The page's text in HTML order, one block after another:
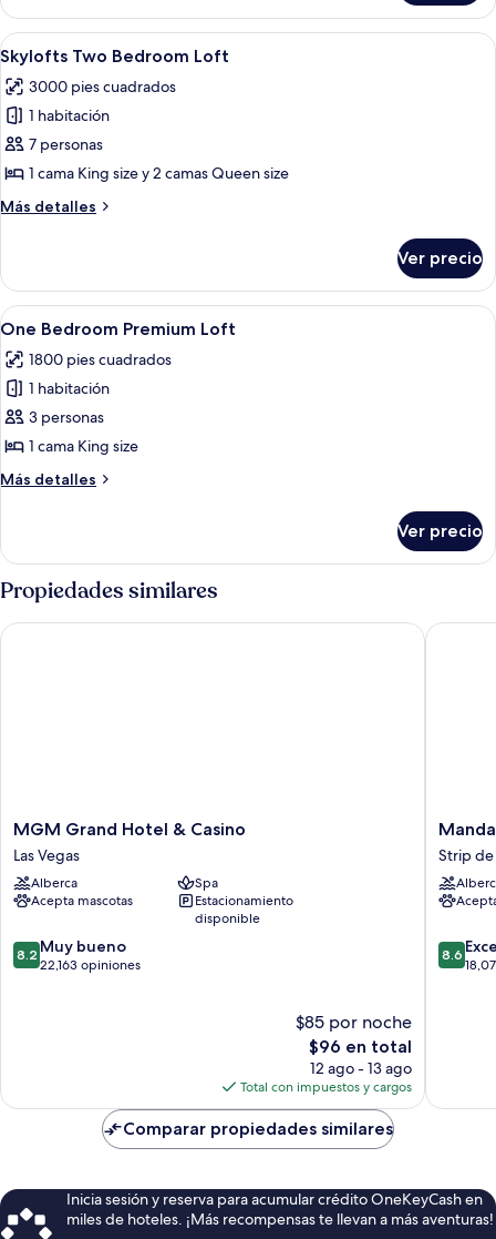
One
Bedroom
Loft
Abrir
todas
las
fotos
de
Skylofts
Two
Bedroom
Un moderno vestíbulo de hotel con
17
Skylofts Two Bedroom Loft
3000 pies cuadrados
1 habitación
7 personas
1 cama King size y 2 camas Queen size
Más detalles
Más
Two
Bedroom
Loft
Ver precio
Abrir
todas
las
fotos
de
One
Bedroom
Premium
Una sala moderna con suelo a
11
One Bedroom Premium Loft
1800 pies cuadrados
1 habitación
3 personas
1 cama King size
Más detalles
Más
Bedroom
Loft
Ver precio
Propiedades similares
MGM
Grand
Hotel
&
Casino
Vegas
MGM Grand Hotel & Casino
Las Vegas
Alberca
Spa
Acepta mascotas
Estacionamiento
disponible
8.2
de
8.2 Muy bueno
22,163 opiniones
$85 por noche
El
precio
actual
es
de
$96
$96 en total
12 ago - 13 ago
Total con impuestos y cargos
MGM Grand Hotel & Casino
Bay
Resort
And
Casino
de
Las
Strip de
8.6
de
8.6
Comparar propiedades similares
Inicia sesión y reserva para acumular crédito OneKeyCash en
miles de hoteles. ¡Más recompensas te llevan a más aventuras!